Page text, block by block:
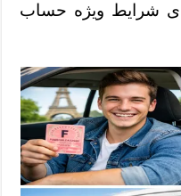
شرایط ویژه حساب